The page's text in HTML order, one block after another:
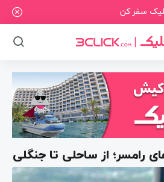
سفر کن
رامسر؛ از ساحلی تا جنگلی